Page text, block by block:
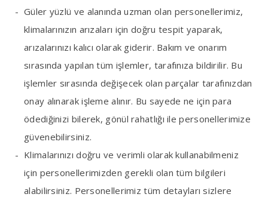
Güler yüzlü ve alanında uzman olan personellerimiz,
klimalarınızın arızaları için doğru tespit yaparak,
arızalarınızı kalıcı olarak giderir. Bakım ve onarım
sırasında yapılan tüm işlemler, tarafınıza bildirilir. Bu
işlemler sırasında değişecek olan parçalar tarafınızdan
onay alınarak işleme alınır. Bu sayede ne için para
ödediğinizi bilerek, gönül rahatlığı ile personellerimize
güvenebilirsiniz.
Klimalarınızı doğru ve verimli olarak kullanabilmeniz
için personellerimizden gerekli olan tüm bilgileri
alabilirsiniz. Personellerimiz tüm detayları sizlere